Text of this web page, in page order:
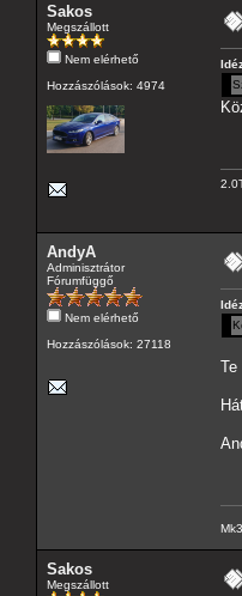
Sakos
Megszállott
Nem elérhető
Hozzászólások: 4974
AndyA
Adminisztrátor
Fórumfüggő
Nem elérhető
Hozzászólások: 27118
Te
Sakos
Megszállott